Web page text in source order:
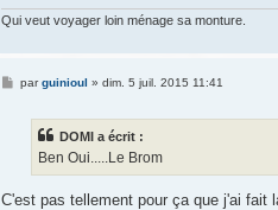
Qui veut voyager loin ménage sa monture.
Mparguinioul » dim. 5 juil. 2015 11:41
DOMI a écrit :
Ben Oui.....Le Brom
C'est pas tellement pour ça que j'ai fait